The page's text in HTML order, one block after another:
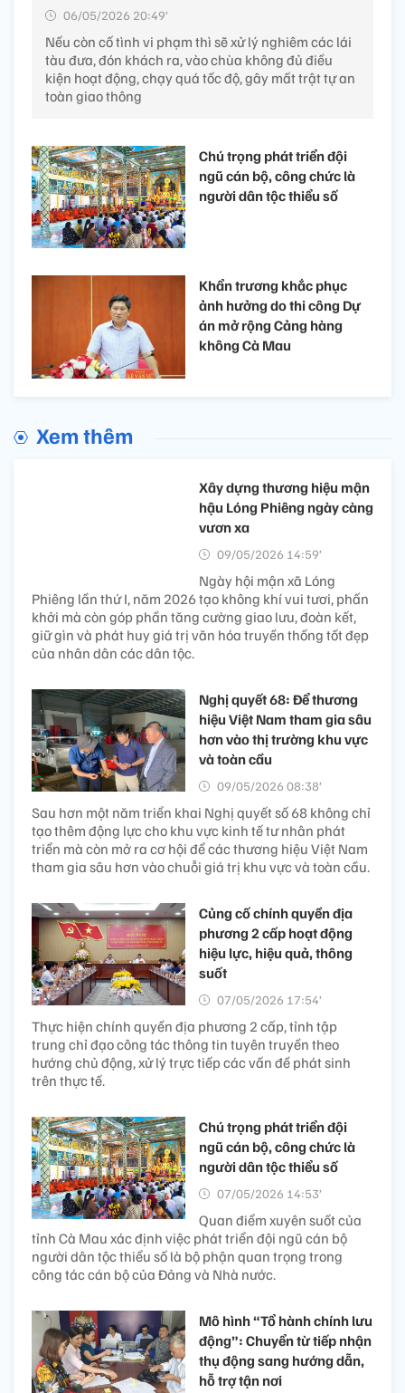
06/05/2026 20:49’
Nếu còn cố tình vi phạm thì sẽ xử lý nghiêm các lái
tàu đưa, đón khách ra, vào chùa không đủ điều
kiện hoạt động, chạy quá tốc độ, gây mất trật tự an
toàn giao thông
Chú trọng phát triển đội
ngũ cán bộ, công chức là
người dân tộc thiểu số
Khẩn trương khắc phục
ảnh hưởng do thi công Dự
án mở rộng Cảng hàng
không Cà Mau
Xem thêm
Xây dựng thương hiệu mận
hậu Lóng Phiêng ngày càng
vươn xa
09/05/2026 14:59’
Ngày hội mận xã Lóng
Phiêng lần thứ I, năm 2026 tạo không khí vui tươi, phấn
khởi mà còn góp phần tăng cường giao lưu, đoàn kết,
giữ gìn và phát huy giá trị văn hóa truyền thống tốt đẹp
của nhân dân các dân tộc.
Nghị quyết 68: Để thương
hiệu Việt Nam tham gia sâu
hơn vào thị trường khu vực
và toàn cầu
09/05/2026 08:38’
Sau hơn một năm triển khai Nghị quyết số 68 không chỉ
tạo thêm động lực cho khu vực kinh tế tư nhân phát
triển mà còn mở ra cơ hội để các thương hiệu Việt Nam
tham gia sâu hơn vào chuỗi giá trị khu vực và toàn cầu.
Củng cố chính quyền địa
phương 2 cấp hoạt động
hiệu lực, hiệu quả, thông
suốt
07/05/2026 17:54’
Thực hiện chính quyền địa phương 2 cấp, tỉnh tập
trung chỉ đạo công tác thông tin tuyên truyền theo
hướng chủ động, xử lý trực tiếp các vấn đề phát sinh
trên thực tế.
Chú trọng phát triển đội
ngũ cán bộ, công chức là
người dân tộc thiểu số
07/05/2026 14:53’
Quan điểm xuyên suốt của
tỉnh Cà Mau xác định việc phát triển đội ngũ cán bộ
người dân tộc thiểu số là bộ phận quan trọng trong
công tác cán bộ của Đảng và Nhà nước.
Mô hình “Tổ hành chính lưu
động”: Chuyển từ tiếp nhận
thụ động sang hướng dẫn,
hỗ trợ tận nơi